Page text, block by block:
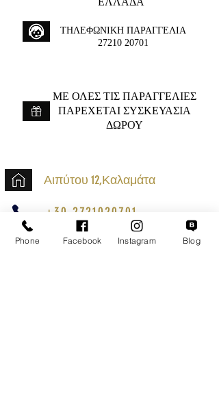
ΤΗΛΕΦΩΝΙΚΗ ΠΑΡΑΓΓΕΛΙΑ
27210 20701
ME ΟΛΕΣ ΤΙΣ ΠΑΡΑΓΓΕΛΙΕΣ
ΠΑΡΕΧΕΤΑΙ ΣΥΣΚΕΥΑΣΙΑ
ΔΩΡΟΥ
Αιπύτου 12,Καλαμάτα
+30 2721020701
k.mouzos.wix@gmail.com
Phone Facebook Instagram Blog